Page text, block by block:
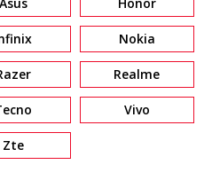
Nokia
Realme
Vivo
Zte